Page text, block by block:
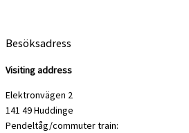
Besöksadress
Visiting address
Elektronvägen 2
141 49 Huddinge
Pendeltåg/commuter train: